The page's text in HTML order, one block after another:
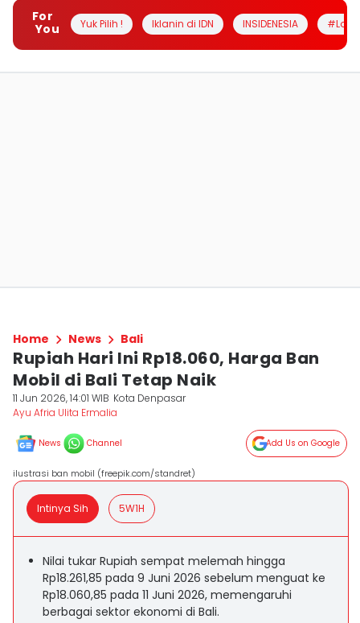
For
You
Yuk Pilih ! Iklanin di IDN INSIDENESIA
Home News Bali
Rupiah Hari Ini Rp18.060, Harga Ban
Mobil di Bali Tetap Naik
11 Jun 2026, 14:01 WIB Kota Denpasar
Ayu Afria Ulita Ermalia
News Channel Add Us on Google
ilustrasi ban mobil (freepik.com/standret)
Intinya Sih 5W1H
Nilai tukar Rupiah sempat melemah hingga
Rp18.261,85 pada 9 Juni 2026 sebelum menguat ke
Rp18.060,85 pada 11 Juni 2026, memengaruhi
berbagai sektor ekonomi di Bali.